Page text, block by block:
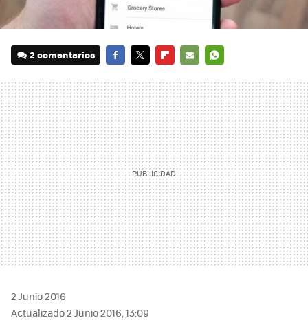
2 comentarios
MAIL
2 Junio 2016
Actualizado 2 Junio 2016, 13:09